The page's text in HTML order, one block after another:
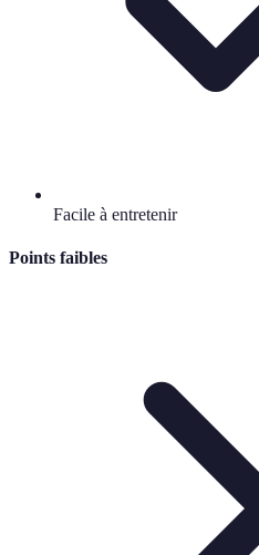
Facile à entretenir
Points faibles